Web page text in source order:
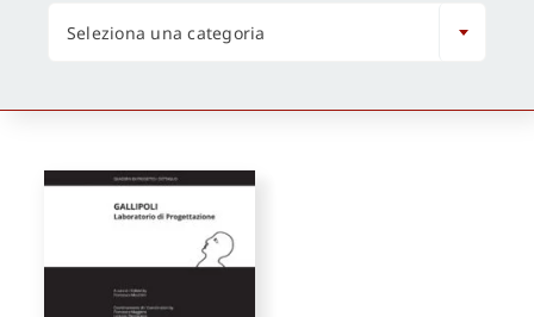
CONSIP / MEPA / ANVUR / CINECA
Proposte di pubblicazione
Seleziona una categoria